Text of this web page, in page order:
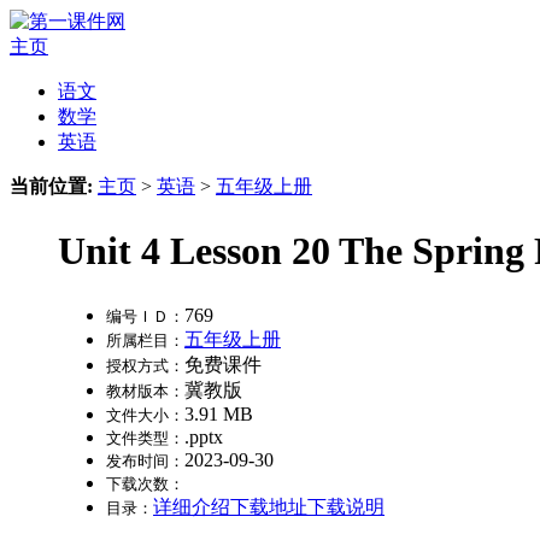
主页
语文
数学
英语
当前位置: 主页 > 英语 > 五年级上册
Unit 4 Lesson 20 The
编号ＩＤ： 769
所属栏目： 五年级上册
授权方式： 免费课件
教材版本： 冀教版
文件大小： 3.91 MB
文件类型： .pptx
发布时间： 2023-09-30
下载次数：
目录： 详细介绍下载地址下载说明